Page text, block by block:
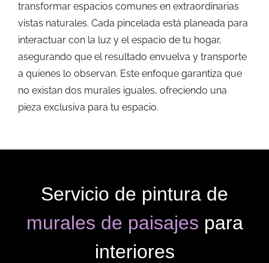
transformar espacios comunes en extraordinarias
vistas naturales. Cada pincelada está planeada para
interactuar con la luz y el espacio de tu hogar,
asegurando que el resultado envuelva y transporte
a quienes lo observan. Este enfoque garantiza que
no existan dos murales iguales, ofreciendo una
pieza exclusiva para tu espacio.
Servicio de pintura de
murales de paisajes para
interiores